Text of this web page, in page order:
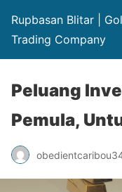
Rupbasan Blitar |
Trading Company
Peluang
Pemula,